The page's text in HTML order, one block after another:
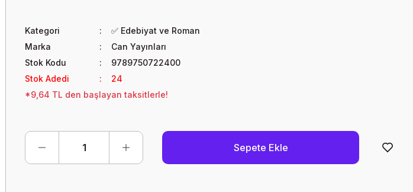
Kategori
✅ Edebiyat ve Roman
Marka
Can Yayınları
Stok Kodu
9789750722400
Stok Adedi
24
*9,64 TL den başlayan taksitlerle!
Sepete Ekle